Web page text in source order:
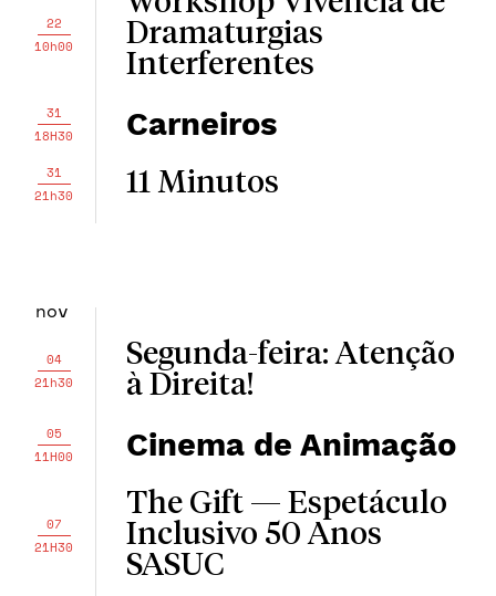
22
10h00
Dramaturgias
Interferentes
31
18H30
Carneiros
31
21h30
11 Minutos
nov
04
21h30
Segunda-feira: Atenção
à Direita!
05
11H00
Cinema de Animação
07
21H30
The Gift — Espetáculo
Inclusivo 50 Anos
SASUC